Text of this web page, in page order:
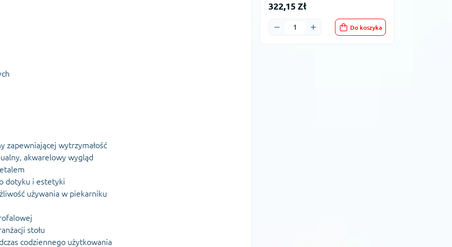
322,15 Zł
Do koszyka
zapewniającej wytrzymałość
akwarelowy wygląd
dotyku i estetyki
używania w piekarniku
stołu
codziennego użytkowania